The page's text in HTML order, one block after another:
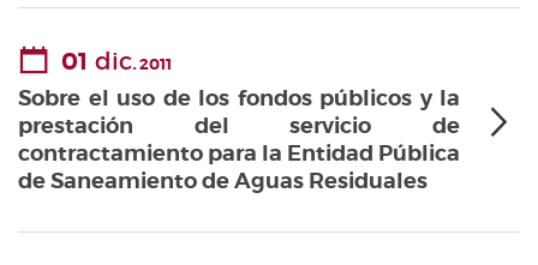
01 dic.2011
Sobre el uso de los fondos públicos y la
prestación del servicio de
contractamiento para la Entidad Pública
de Saneamiento de Aguas Residuales